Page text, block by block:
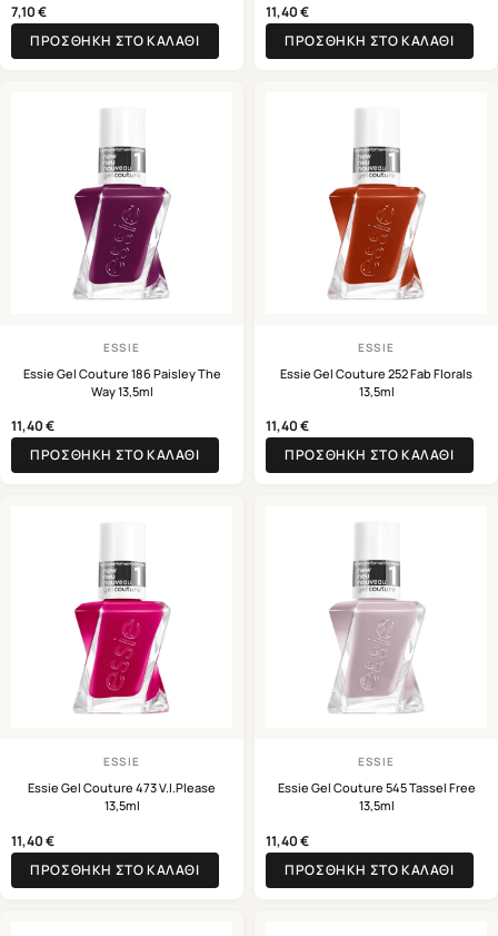
7,10€
ΠΡΟΣΘΉΚΗ ΣΤΟ ΚΑΛΆΘΙ
11,40€
ΠΡΟΣΘΉΚΗ ΣΤΟ ΚΑΛΆΘΙ
ESSIE
Essie Gel Couture 186 Paisley The
Way 13,5ml
11,40€
ΠΡΟΣΘΉΚΗ ΣΤΟ ΚΑΛΆΘΙ
ESSIE
Essie Gel Couture 252 Fab Florals
13,5ml
11,40€
ΠΡΟΣΘΉΚΗ ΣΤΟ ΚΑΛΆΘΙ
ESSIE
Essie Gel Couture 473 V.I.Please
13,5ml
11,40€
ΠΡΟΣΘΉΚΗ ΣΤΟ ΚΑΛΆΘΙ
ESSIE
Essie Gel Couture 545 Tassel Free
13,5ml
11,40€
ΠΡΟΣΘΉΚΗ ΣΤΟ ΚΑΛΆΘΙ